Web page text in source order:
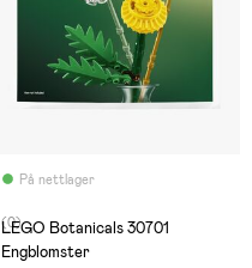
På nettlager
(0)
LEGO Botanicals 30701
Engblomster